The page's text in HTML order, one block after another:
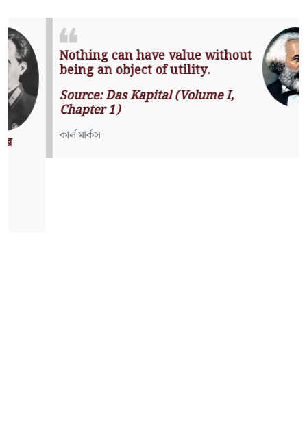
Nothing can have value without
being an object of utility.
Source: Das Kapital (Volume I,
Chapter 1)
কার্ল মার্কস